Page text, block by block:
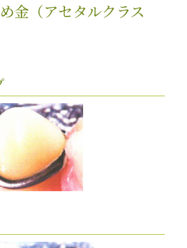
金（アセタルクラス